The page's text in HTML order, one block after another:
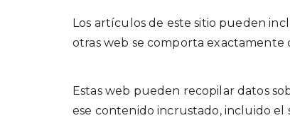
Los artículos de este sitio pueden
otras web se comporta exactamente
Estas web pueden recopilar datos
ese contenido incrustado, incluido